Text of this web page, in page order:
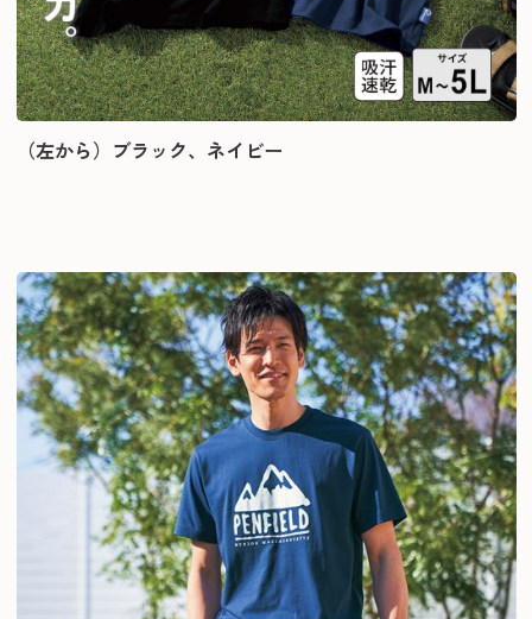
（左から）ブラック、ネイビー